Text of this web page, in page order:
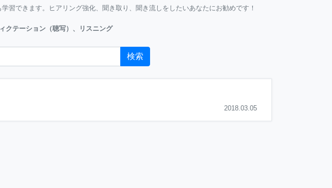
習できます。ヒアリング強化、聞き取り、聞き流しをしたいあなたにお勧めです！
クテーション（聴写）、リスニング
検索
2018.03.05